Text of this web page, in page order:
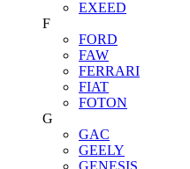
EXEED
F
FORD
FAW
FERRARI
FIAT
FOTON
G
GAC
GEELY
GENESIS